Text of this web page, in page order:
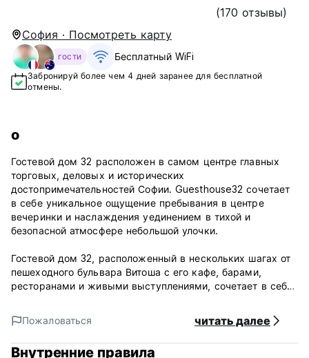
(170 отзывы)
София · Посмотреть карту
гости Бесплатный WiFi
Забронируй более чем 4 дней заранее для бесплатной
отмены.
о
Гостевой дом 32 расположен в самом центре главных
торговых, деловых и исторических
достопримечательностей Софии. Guesthouse32 сочетает
в себе уникальное ощущение пребывания в центре
вечеринки и наслаждения уединением в тихой и
безопасной атмосфере небольшой улочки.
Гостевой дом 32, расположенный в нескольких шагах от
пешеходного бульвара Витоша с его кафе, барами,
ресторанами и живыми выступлениями, сочетает в себе
наслаждения уединением в тихой и безопасной
атмосфере небольшого дворика. улица. Все основные
достопримечательности Софии находятся в нескольких
минутах ходьбы: бульвар Витоша (50 м), Национальный
Пожаловаться читать далее
Внутренние правила